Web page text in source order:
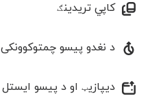
کاپي تریدینګ
د نغدو پیسو چمتوکوونکی
دیپازیټ او د پیسو ایستل